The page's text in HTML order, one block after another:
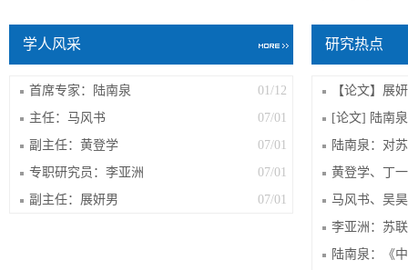
学人风采
01/12
首席专家：陆南泉
07/01
主任：马风书
07/01
副主任：黄登学
07/01
专职研究员：李亚洲
07/01
副主任：展妍男
研究热点